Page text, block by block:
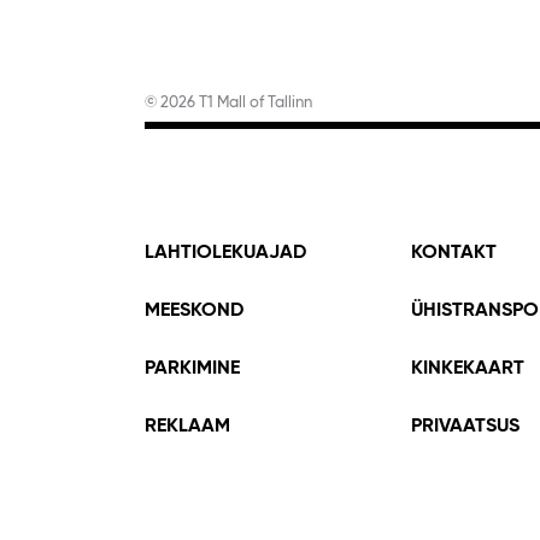
© 2026 T1 Mall of Tallinn
LAHTIOLEKUAJAD KONTAKT
MEESKOND
PARKIMINE KINKEKAART
REKLAAM PRIVAATSUS